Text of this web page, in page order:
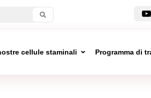
cellule staminali Programma di